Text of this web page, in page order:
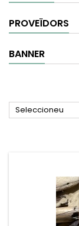
PROVEÏDORS
BANNER
Seleccioneu